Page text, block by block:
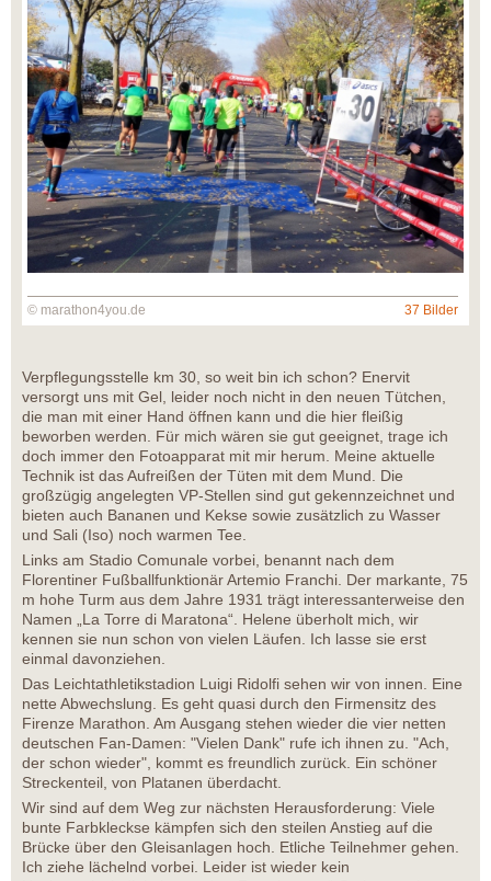
© marathon4you.de 37 Bilder
Verpflegungsstelle km 30, so weit bin ich schon? Enervit
versorgt uns mit Gel, leider noch nicht in den neuen Tütchen,
die man mit einer Hand öffnen kann und die hier fleißig
beworben werden. Für mich wären sie gut geeignet, trage ich
doch immer den Fotoapparat mit mir herum. Meine aktuelle
Technik ist das Aufreißen der Tüten mit dem Mund. Die
großzügig angelegten VP-Stellen sind gut gekennzeichnet und
bieten auch Bananen und Kekse sowie zusätzlich zu Wasser
und Sali (Iso) noch warmen Tee.
Links am Stadio Comunale vorbei, benannt nach dem
Florentiner Fußballfunktionär Artemio Franchi. Der markante, 75
m hohe Turm aus dem Jahre 1931 trägt interessanterweise den
Namen „La Torre di Maratona“. Helene überholt mich, wir
kennen sie nun schon von vielen Läufen. Ich lasse sie erst
einmal davonziehen.
Das Leichtathletikstadion Luigi Ridolfi sehen wir von innen. Eine
nette Abwechslung. Es geht quasi durch den Firmensitz des
Firenze Marathon. Am Ausgang stehen wieder die vier netten
deutschen Fan-Damen: "Vielen Dank" rufe ich ihnen zu. "Ach,
der schon wieder", kommt es freundlich zurück. Ein schöner
Streckenteil, von Platanen überdacht.
Wir sind auf dem Weg zur nächsten Herausforderung: Viele
bunte Farbkleckse kämpfen sich den steilen Anstieg auf die
Brücke über den Gleisanlagen hoch. Etliche Teilnehmer gehen.
Ich ziehe lächelnd vorbei. Leider ist wieder kein